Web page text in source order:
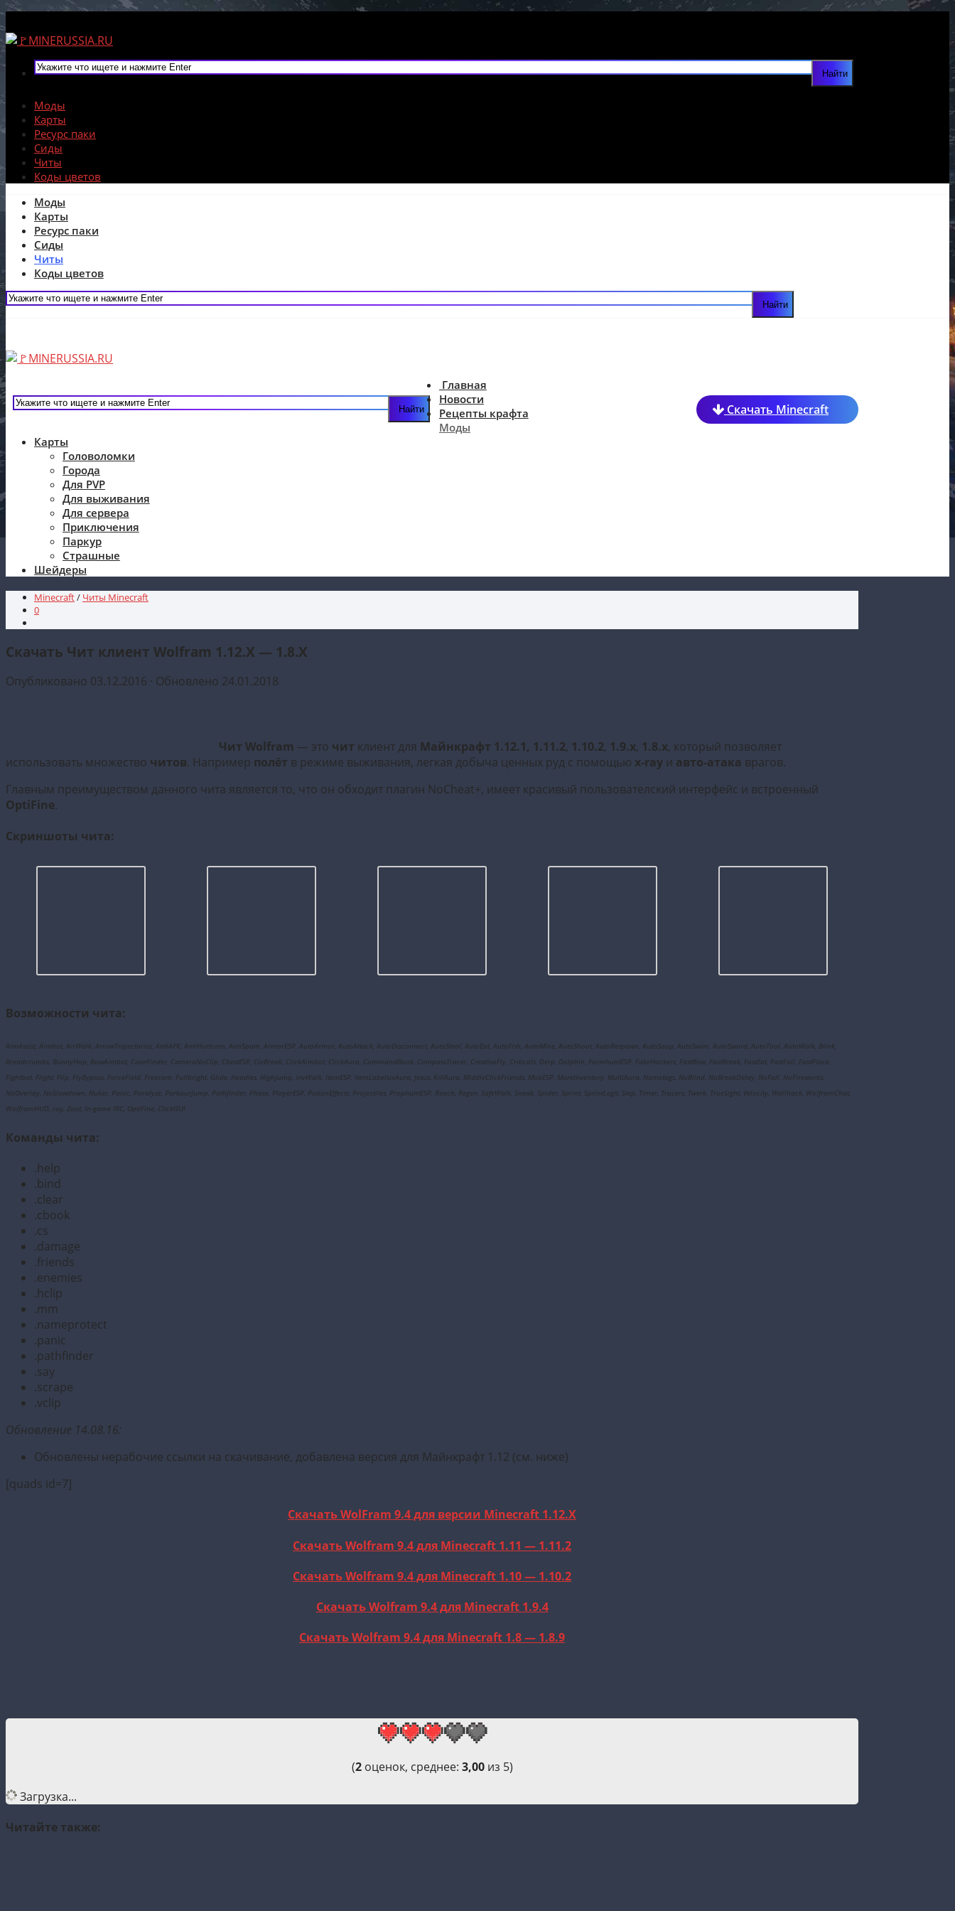
Моды
Карты
Ресурс паки
Сиды
Читы
Коды цветов
Моды
Карты
Ресурс паки
Сиды
Читы
Коды цветов
Скачать Minecraft
Главная
Новости
Рецепты крафта
Моды
Карты
Головоломки
Города
Для PVP
Для выживания
Для сервера
Приключения
Паркур
Страшные
Шейдеры
Minecraft/ Читы Minecraft
0
Скачать Чит клиент Wolfram 1.12.X — 1.8.X
Опубликовано 03.12.2016 · Обновлено 24.01.2018
Чит Wolfram — это чит клиент для Майнкрафт 1.12.1, 1.11.2, 1.10.2, 1.9.x, 1.8.x, который позволяет
использовать множество читов. Например полёт в режиме выживания, легкая добыча ценных руд с помощью x-ray и авто-атака врагов.
Главным преимуществом данного чита является то, что он обходит плагин NoCheat+, имеет красивый пользователский интерфейс и встроенный
OptiFine.
Скриншоты чита:
Возможности чита:
AimAssist, Aimbot, AirWalk, ArrowTrajectories, AntiAFK, AntiHurtcam, AntiSpam, ArmorESP, AutoArmor, AutoAttack, AutoDisconnect, AutoSteal, AutoEat, AutoFish, AutoMine, AutoShoot, AutoRespawn, AutoSoup, AutoSwim, AutoSword, AutoTool, AutoWalk, Blink,
Breadcrumbs, BunnyHop, BowAimbot, CaveFinder, CameraNoClip, ChestESP, CivBreak, ClickAimbot, ClickAura, CommandBook, CompassTracer, CreativeFly, Criticals, Derp, Dolphin, FarmhuntESP, FakeHackers, FastBow, FastBreak, FastEat, FastFall, FastPlace,
Fightbot, Flight, Flip, FlyBypass, ForceField, Freecam, Fullbright, Glide, Headles, HighJump, InvWalk, ItemESP, ItemLabelsixAura, Jesus, KillAura, MiddleClickFriends, MobESP, MoreInventory, MultiAura, Nametags, NoBlind, NoBreakDelay, NoFall, NoFireworks,
NoOverlay, NoSlowdown, Nuker, Panic, Paralyze, ParkourJump, Pathfinder, Phase, PlayerESP, PotionEffects, Projectiles, ProphuntESP, Reach, Regen, SafeWalk, Sneak, Spider, Sprint, SprintLegit, Step, Timer, Tracers, Twerk, TrueSight, Velocity, Wallhack, WolframChat,
WolframHUD, ray, Zoot, In-game IRC, OptiFine, ClickGUI
Команды чита:
.help
.bind
.clear
.cbook
.cs
.damage
.friends
.enemies
.hclip
.mm
.nameprotect
.panic
.pathfinder
.say
.scrape
.vclip
Обновление 14.08.16:
Обновлены нерабочие ссылки на скачивание, добавлена версия для Майнкрафт 1.12 (см. ниже)
[quads id=7]
Скачать WolFram 9.4 для версии Minecraft 1.12.X
Скачать Wolfram 9.4 для Minecraft 1.11 — 1.11.2
Скачать Wolfram 9.4 для Minecraft 1.10 — 1.10.2
Скачать Wolfram 9.4 для Minecraft 1.9.4
Скачать Wolfram 9.4 для Minecraft 1.8 — 1.8.9
(2оценок, среднее: 3,00из 5)
Загрузка...
Читайте также: